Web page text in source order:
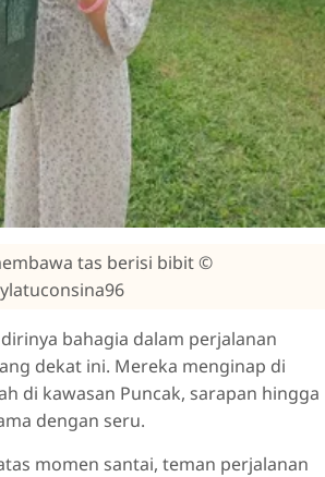
tas berisi bibit ©
bahagia dalam perjalanan
dekat ini. Mereka menginap di
di kawasan Puncak, sarapan hingga
dengan seru.
momen santai, teman perjalanan